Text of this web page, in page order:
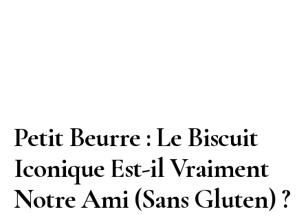
Petit Beurre : Le Biscuit
Iconique Est-il Vraiment
Notre Ami (Sans Gluten) ?